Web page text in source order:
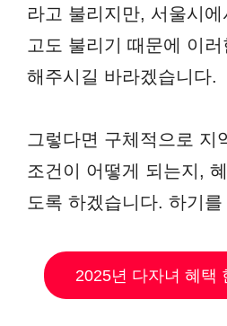
라고 불리지만, 서울시
고도 불리기 때문에 이
해주시길 바라겠습니다.
그렇다면 구체적으로 지
조건이 어떻게 되는지,
도록 하겠습니다. 하기
2025년 다자녀 혜택